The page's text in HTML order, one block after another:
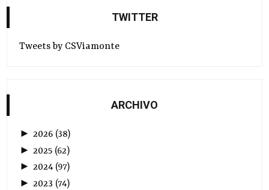
TWITTER
Tweets by CSViamonte
ARCHIVO
►2026 (38)
► 2025 (62)
►2024 (97)
► 2023 (74)